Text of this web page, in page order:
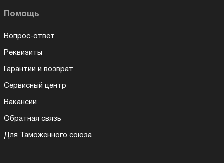
Помощь
Вопрос-ответ
Реквизиты
Гарантии и возврат
Сервисный центр
Вакансии
Обратная связь
Для Таможенного союза